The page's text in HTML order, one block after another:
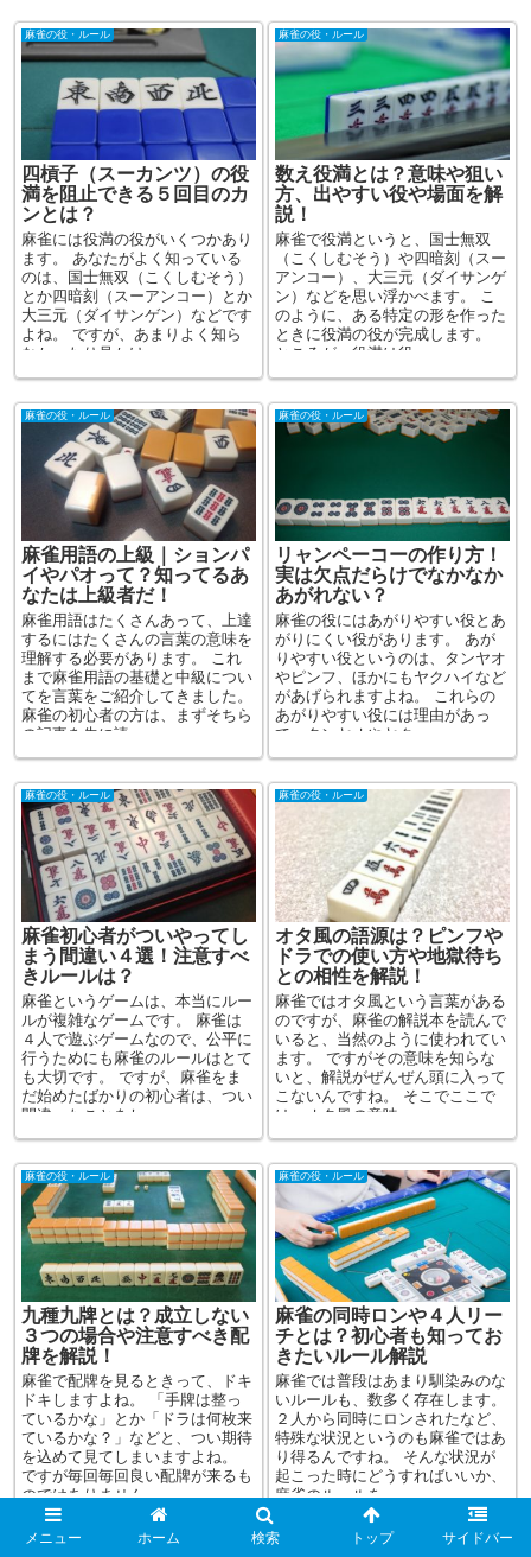
麻雀の役・ルール
四槓子（スーカンツ）の役
満を阻止できる５回目のカ
ンとは？
麻雀には役満の役がいくつかあり
ます。 あなたがよく知っている
のは、国士無双（こくしむそう）
とか四暗刻（スーアンコー）とか
大三元（ダイサンゲン）などです
よね。 ですが、あまりよく知ら
なかったり見かけ...
麻雀の役・ルール
数え役満とは？意味や狙い
方、出やすい役や場面を解
説！
麻雀で役満というと、国士無双
（こくしむそう）や四暗刻（スー
アンコー）、大三元（ダイサンゲ
ン）などを思い浮かべます。 こ
のように、ある特定の形を作った
ときに役満の役が完成します。
ところが、役満は役...
麻雀の役・ルール
麻雀用語の上級｜ションパ
イやパオって？知ってるあ
なたは上級者だ！
麻雀用語はたくさんあって、上達
するにはたくさんの言葉の意味を
理解する必要があります。 これ
まで麻雀用語の基礎と中級につい
てを言葉をご紹介してきました。
麻雀の初心者の方は、まずそちら
の記事を先に読...
麻雀の役・ルール
リャンペーコーの作り方！
実は欠点だらけでなかなか
あがれない？
麻雀の役にはあがりやすい役とあ
がりにくい役があります。 あが
りやすい役というのは、タンヤオ
やピンフ、ほかにもヤクハイなど
があげられますよね。 これらの
あがりやすい役には理由があっ
て、タンヤオやヤク...
麻雀の役・ルール
麻雀初心者がついやってし
まう間違い４選！注意すべ
きルールは？
麻雀というゲームは、本当にルー
ルが複雑なゲームです。 麻雀は
４人で遊ぶゲームなので、公平に
行うためにも麻雀のルールはとて
も大切です。 ですが、麻雀をま
だ始めたばかりの初心者は、つい
間違ったことをし...
麻雀の役・ルール
オタ風の語源は？ピンフや
ドラでの使い方や地獄待ち
との相性を解説！
麻雀ではオタ風という言葉がある
のですが、麻雀の解説本を読んで
いると、当然のように使われてい
ます。 ですがその意味を知らな
いと、解説がぜんぜん頭に入って
こないんですね。 そこでここで
は、オタ風の意味...
麻雀の役・ルール
九種九牌とは？成立しない
３つの場合や注意すべき配
牌を解説！
麻雀で配牌を見るときって、ドキ
ドキしますよね。 「手牌は整っ
ているかな」とか「ドラは何枚来
ているかな？」などと、つい期待
を込めて見てしまいますよね。
ですが毎回毎回良い配牌が来るも
のではありません...
麻雀の役・ルール
麻雀の同時ロンや４人リー
チとは？初心者も知ってお
きたいルール解説
麻雀では普段はあまり馴染みのな
いルールも、数多く存在します。
２人から同時にロンされたなど、
特殊な状況というのも麻雀ではあ
り得るんですね。 そんな状況が
起こった時にどうすればいいか、
麻雀のルールを...
メニュー ホーム 検索 トップ サイドバー